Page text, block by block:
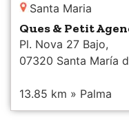
Santa Maria
Ques & Petit
Pl. Nova 27 Bajo,
07320 Santa María
13.85 km » Palma